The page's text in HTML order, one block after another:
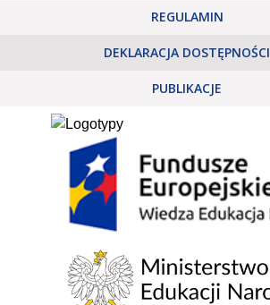
REGULAMIN
DEKLARACJA DOSTĘPNOŚCI
PUBLIKACJE